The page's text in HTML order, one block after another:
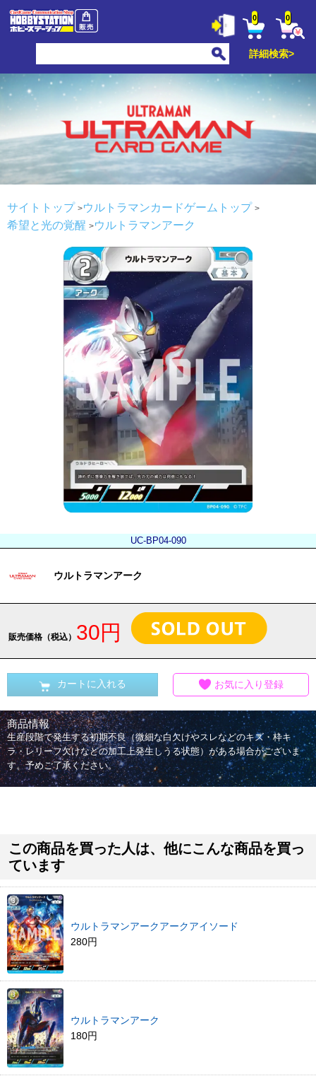
0 0
詳細検索>
サイトトップ
ウルトラマンカードゲームトップ
希望と光の覚醒
ウルトラマンアーク
UC-BP04-090
ウルトラマンアーク
販売価格（税込） 30円
カートに入れる お気に入り登録
商品情報
生産段階で発生する初期不良（微細な白欠けやスレなどのキズ・枠キ
ラ・レリーフ欠けなどの加工上発生しうる状態）がある場合がございま
す。予めご了承ください。
この商品を買った人は、他にこんな商品を買っ
ています
ウルトラマンアークアークアイソード
280円
ウルトラマンアーク
180円